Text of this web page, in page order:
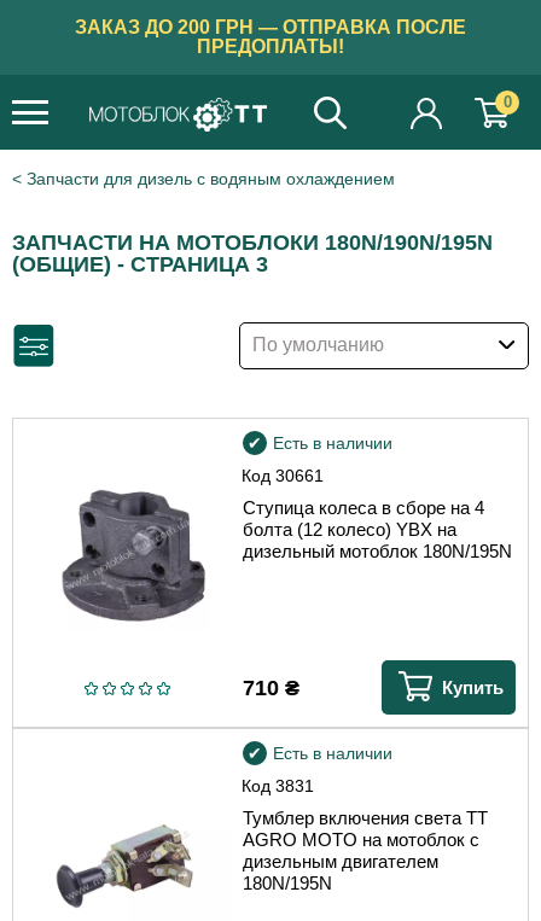
ЗАКАЗ ДО 200 ГРН — ОТПРАВКА ПОСЛЕ
ПРЕДОПЛАТЫ!
0
Запчасти для дизель с водяным охлаждением
ЗАПЧАСТИ НА МОТОБЛОКИ 180N/190N/195N
(ОБЩИЕ) - СТРАНИЦА 3
По умолчанию
Код30661
Есть в наличии
Ступица колеса в сборе на 4
болта (12 колесо) YBX на
дизельный мотоблок 180N/195N
710₴ Купить
Код3831
Есть в наличии
Тумблер включения света TT
AGRO MOTO на мотоблок с
дизельным двигателем
180N/195N